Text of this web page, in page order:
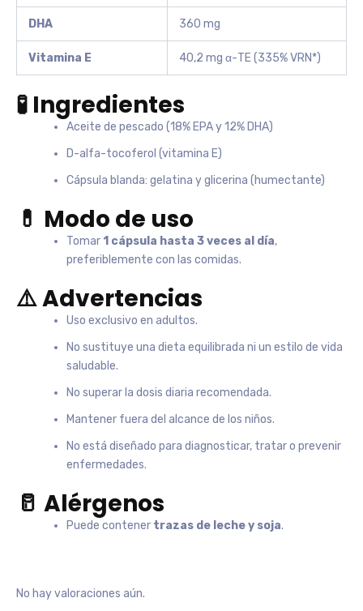
DHA 360 mg
Vitamina E 40,2 mg α-TE (335% VRN*)
🧪 Ingredientes
Aceite de pescado (18% EPA y 12% DHA)
D-alfa-tocoferol (vitamina E)
Cápsula blanda: gelatina y glicerina (humectante)
💊 Modo de uso
Tomar 1 cápsula hasta 3 veces al día,
preferiblemente con las comidas.
⚠️ Advertencias
Uso exclusivo en adultos.
No sustituye una dieta equilibrada ni un estilo de vida
saludable.
No superar la dosis diaria recomendada.
Mantener fuera del alcance de los niños.
No está diseñado para diagnosticar, tratar o prevenir
enfermedades.
🥛 Alérgenos
Puede contener trazas de leche y soja.
No hay valoraciones aún.